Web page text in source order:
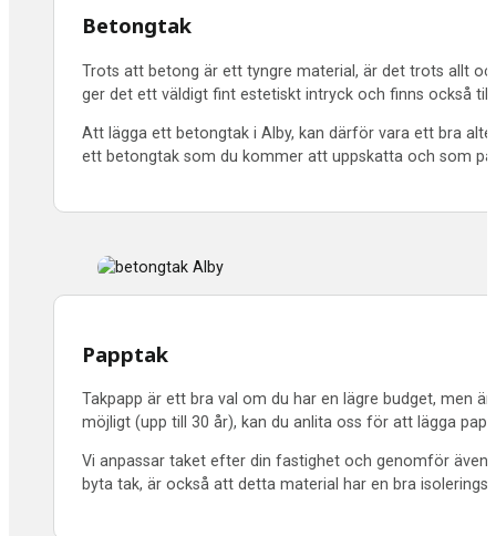
Betongtak
Trots att betong är ett tyngre material, är det trots allt
ger det ett väldigt fint estetiskt intryck och finns också
Att lägga ett betongtak i Alby, kan därför vara ett bra
ett betongtak som du kommer att uppskatta och som
Papptak
Takpapp är ett bra val om du har en lägre budget, men
möjligt (upp till 30 år), kan du anlita oss för att lägga
Vi anpassar taket efter din fastighet och genomför
byta tak, är också att detta material har en bra